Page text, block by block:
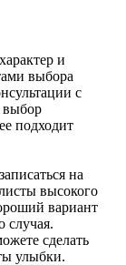
и
выбора
с
выбор
подходит
на
высокого
вариант
случая.
сделать
улыбки.